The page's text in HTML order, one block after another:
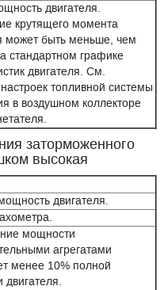
двигателя.
крутящего момента
может быть меньше, чем
стандартном графике
двигателя. См.
топливной системы
в воздушном коллекторе
заторможенного
высокая
двигателя.
мощности
агрегатами
менее 10% полной